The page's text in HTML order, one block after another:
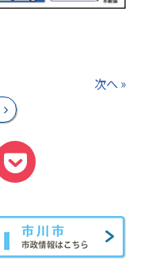
次へ »